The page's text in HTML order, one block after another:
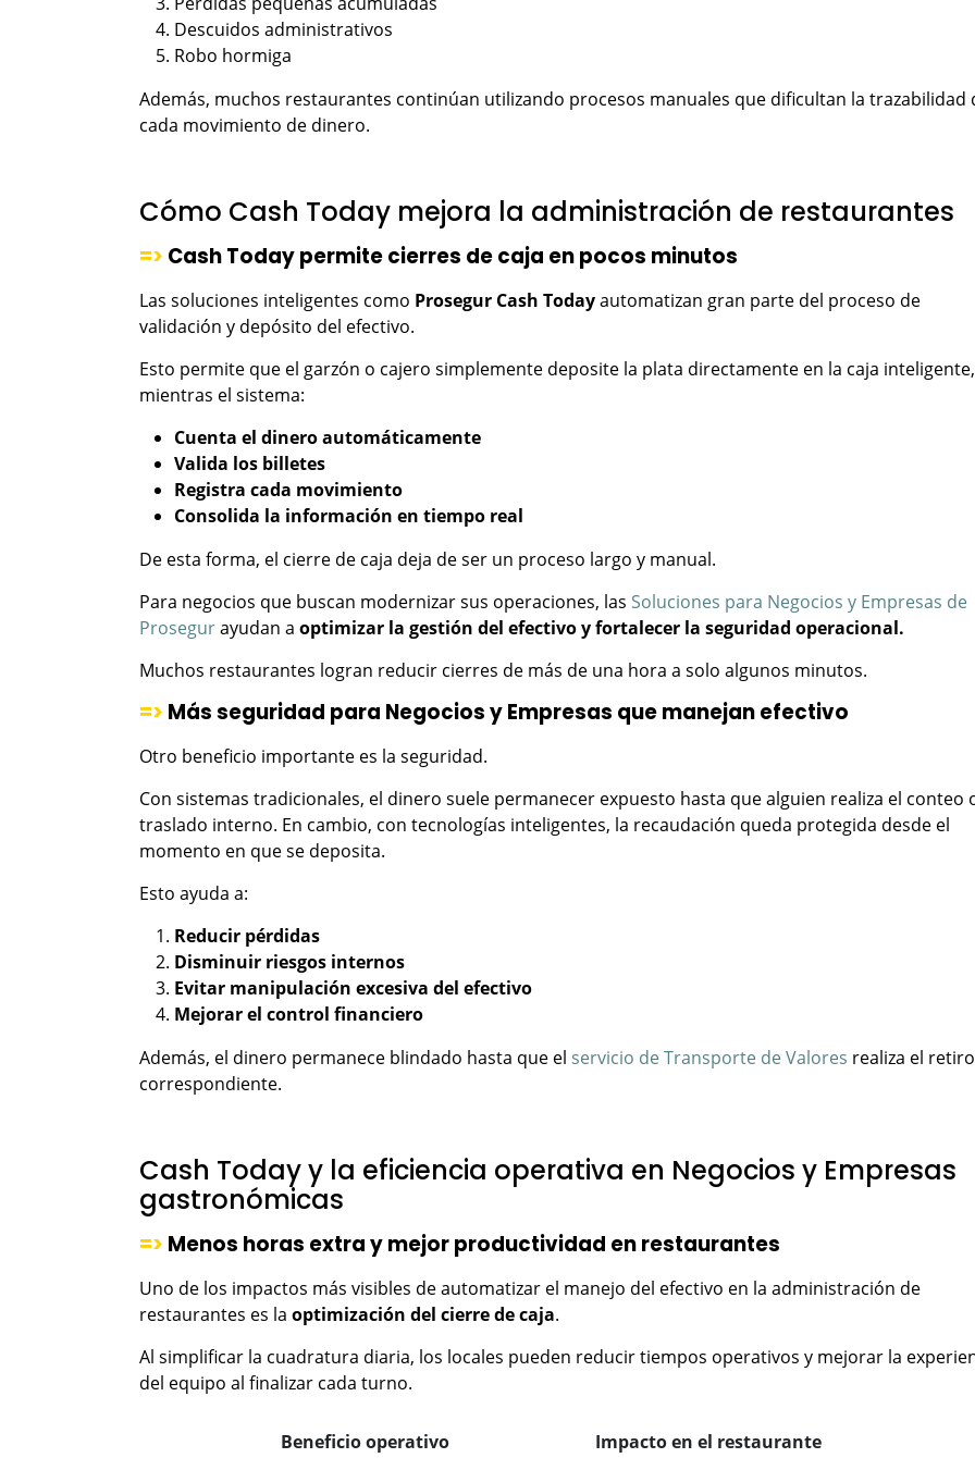
Descuidos administrativos
Robo hormiga
Además, muchos restaurantes continúan utilizando procesos manuales que dificultan la trazabilidad
cada movimiento de dinero.
Cómo Cash Today mejora la administración de restaurantes
=> Cash Today permite cierres de caja en pocos minutos
Las soluciones inteligentes como Prosegur Cash Todayautomatizan gran parte del proceso de
validación y depósito del efectivo.
Esto permite que el garzón o cajero simplemente deposite la plata directamente en la caja inteligente,
mientras el sistema:
Cuenta el dinero automáticamente
Valida los billetes
Registra cada movimiento
Consolida la información en tiempo real
De esta forma, el cierre de caja deja de ser un proceso largo y manual.
Para negocios que buscan modernizar sus operaciones, las Soluciones para Negocios y Empresas de
Prosegurayudan a optimizar la gestión del efectivo y fortalecer la seguridad operacional.
Muchos restaurantes logran reducir cierres de más de una hora a solo algunos minutos.
=> Más seguridad para Negocios y Empresas que manejan efectivo
Otro beneficio importante es la seguridad.
Con sistemas tradicionales, el dinero suele permanecer expuesto hasta que alguien realiza el conteo
traslado interno. En cambio, con tecnologías inteligentes, la recaudación queda protegida desde el
momento en que se deposita.
Esto ayuda a:
Reducir pérdidas
Disminuir riesgos internos
Evitar manipulación excesiva del efectivo
Mejorar el control financiero
Además, el dinero permanece blindado hasta que el servicio de Transporte de Valores realiza el retiro
correspondiente.
Cash Today y la eficiencia operativa en Negocios y Empresas
gastronómicas
=> Menos horas extra y mejor productividad en restaurantes
Uno de los impactos más visibles de automatizar el manejo del efectivo en la administración de
restaurantes es la optimización del cierre de caja.
Al simplificar la cuadratura diaria, los locales pueden reducir tiempos operativos y mejorar la
del equipo al finalizar cada turno.
Beneficio operativo Impacto en el restaurante